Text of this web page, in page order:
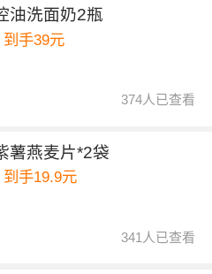
油洗面奶2瓶
手39元
374人已查看
薯燕麦片*2袋
手19.9元
341人已查看